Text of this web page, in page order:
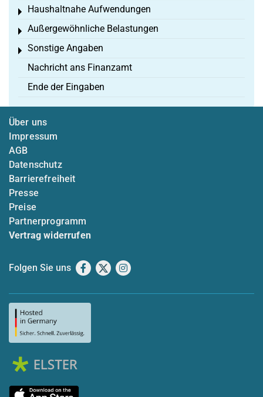
Haushaltnahe Aufwendungen
Toggle menu
Außergewöhnliche Belastungen
Toggle menu
Sonstige Angaben
Toggle menu
Nachricht ans Finanzamt
Ende der Eingaben
Über uns
Impressum
AGB
Datenschutz
Barrierefreiheit
Presse
Preise
Partnerprogramm
Vertrag widerrufen
Folgen Sie uns Facebook
X Instagram